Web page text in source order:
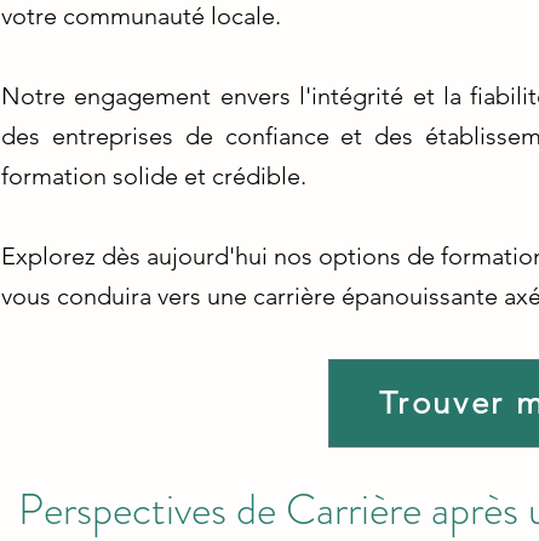
votre communauté locale.
Notre engagement envers l'intégrité et la
des entreprises de confiance et des
formation solide et crédible.
Explorez dès aujourd'hui nos options de
vous conduira vers une carrière épanouissante
Trouver
Perspectives de Carrière